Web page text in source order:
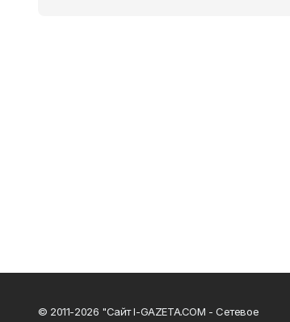
© 2011-2026 "Сайт I-GAZETA.COM - Сетевое